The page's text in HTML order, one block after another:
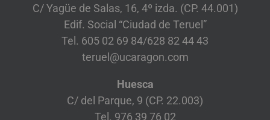
C/ Yagüe de Salas, 16, 4º izda. (CP. 44.001)
Edif. Social “Ciudad de Teruel”
Tel. 605 02 69 84/628 82 44 43
teruel@ucaragon.com
Huesca
C/ del Parque, 9 (CP. 22.003)
Tel. 976 39 76 02